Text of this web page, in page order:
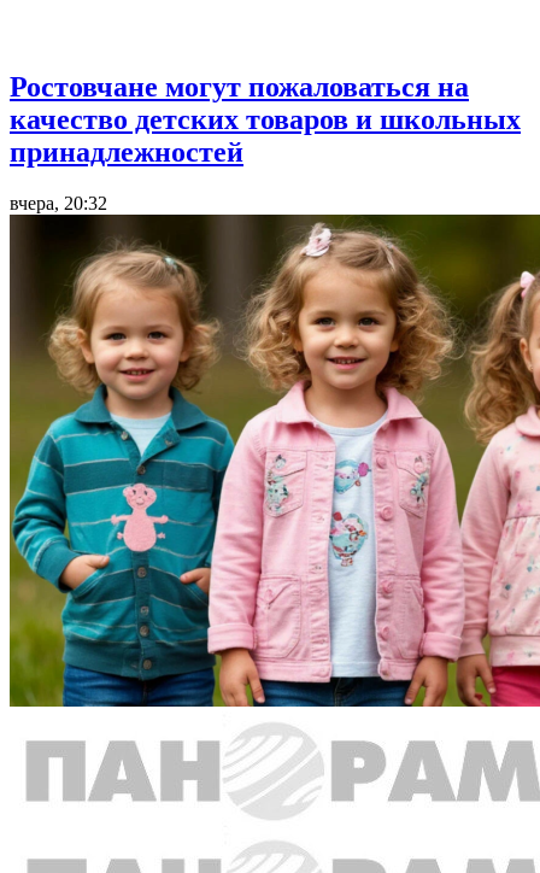
Ростовчане могут пожаловаться на
качество детских товаров и школьных
принадлежностей
вчера, 20:32